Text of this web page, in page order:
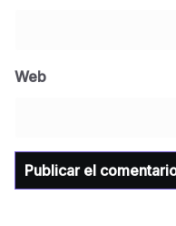
Web
para la